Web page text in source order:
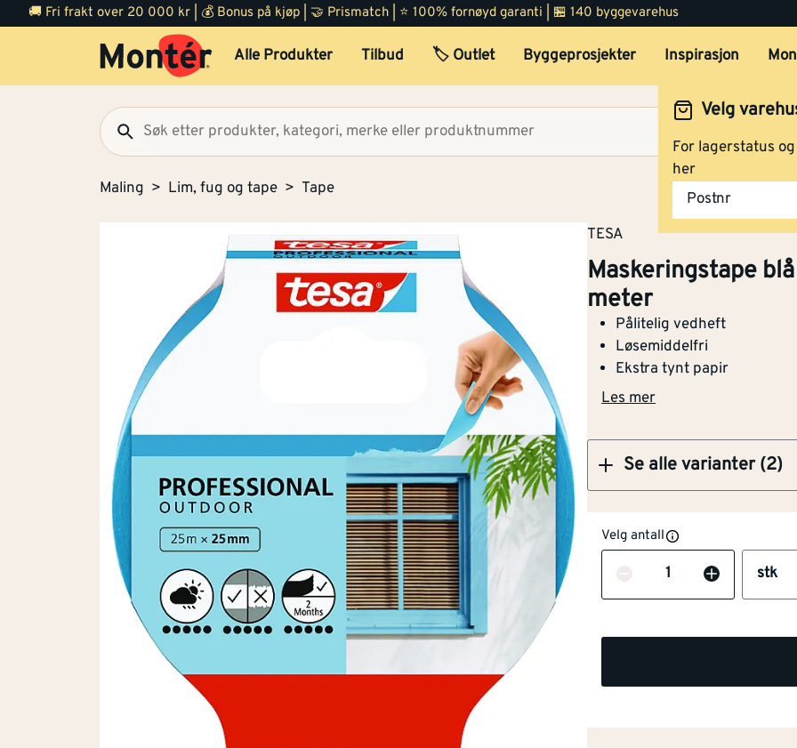
🚚 Fri frakt over 20 000 kr | 💰 Bonus på kjøp | 🤝 Prismatch | ⭐ 100% fornøyd garanti | 🏪 140 byggevarehus
Alle Produkter Tilbud 🏷️ Outlet Byggeprosjekter Inspirasjon
Velg
For lagerstatus
her
Postnr
Maling Lim, fug og tape Tape
TESA
Maskeringstape
meter
Pålitelig vedheft
Løsemiddelfri
Ekstra tynt papir
Les mer
Se alle varianter (2)
Maskeringstape blå
25 mmx25 meter
Maskeringstape utendørs
mm x 25 meter blå
Velg antall
Antall stk